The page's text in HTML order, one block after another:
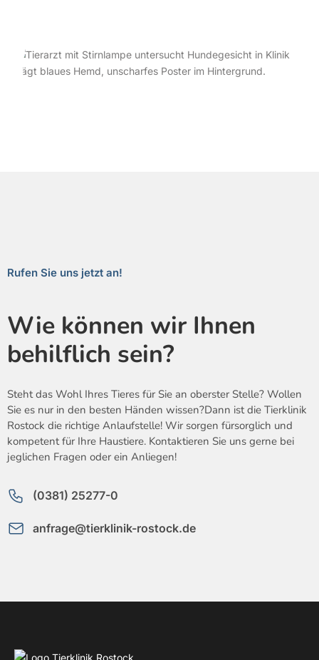
Rufen Sie uns jetzt an!
Wie können wir Ihnen
behilflich sein?
Steht das Wohl Ihres Tieres für Sie an oberster Stelle? Wollen
Sie es nur in den besten Händen wissen?Dann ist die Tierklinik
Rostock die richtige Anlaufstelle! Wir sorgen fürsorglich und
kompetent für Ihre Haustiere. Kontaktieren Sie uns gerne bei
jeglichen Fragen oder ein Anliegen!
(0381) 25277-0
anfrage@tierklinik-rostock.de